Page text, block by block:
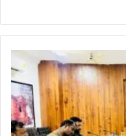
संबल
और
सम्मान
के
प्रतीक
महतारी